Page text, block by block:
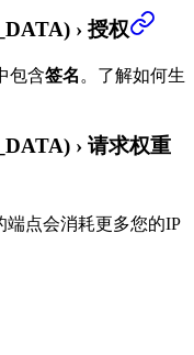
› 授权
包含签名 。 了解如何生
› 请求权重
端点会消耗更多您的IP